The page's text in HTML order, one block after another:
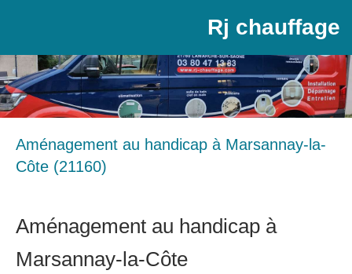
Rj chauffage
Aménagement au handicap à Marsannay-la-
Côte (21160)
Aménagement au handicap à
Marsannay-la-Côte